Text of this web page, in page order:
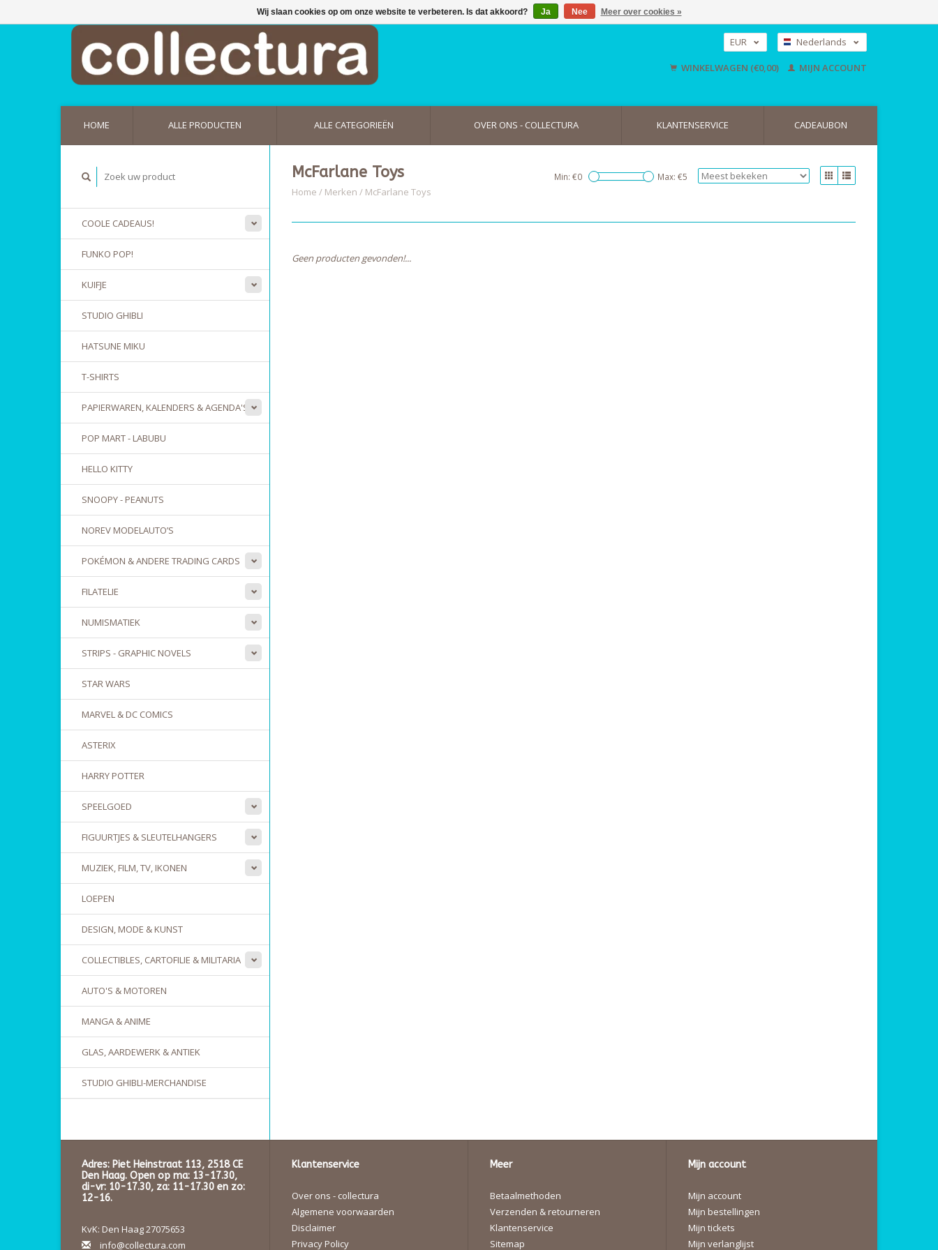
EUR
USD
Nederlands
English
WINKELWAGEN (€0,00) MIJN ACCOUNT
HOME ALLE PRODUCTEN ALLE CATEGORIEËN OVER ONS - COLLECTURA KLANTENSERVICE CADEAUBON
COOLE CADEAUS!
FUNKO POP!
KUIFJE
STUDIO GHIBLI
HATSUNE MIKU
T-SHIRTS
PAPIERWAREN, KALENDERS & AGENDA'S
POP MART - LABUBU
HELLO KITTY
SNOOPY - PEANUTS
NOREV MODELAUTO’S
POKÉMON & ANDERE TRADING CARDS
FILATELIE
NUMISMATIEK
STRIPS - GRAPHIC NOVELS
STAR WARS
MARVEL & DC COMICS
ASTERIX
HARRY POTTER
SPEELGOED
FIGUURTJES & SLEUTELHANGERS
MUZIEK, FILM, TV, IKONEN
LOEPEN
DESIGN, MODE & KUNST
COLLECTIBLES, CARTOFILIE & MILITARIA
AUTO'S & MOTOREN
MANGA & ANIME
GLAS, AARDEWERK & ANTIEK
STUDIO GHIBLI-MERCHANDISE
McFarlane Toys
Home / Merken / McFarlane Toys
Min: €0 Max: €5
Geen producten gevonden!...
Adres: Piet Heinstraat 113, 2518 CE
Den Haag. Open op ma: 13-17.30,
di-vr: 10-17.30, za: 11-17.30 en zo:
12-16.
KvK: Den Haag 27075653
info@collectura.com
Klantenservice
Over ons - collectura
Algemene voorwaarden
Disclaimer
Privacy Policy
Meer
Betaalmethoden
Verzenden & retourneren
Klantenservice
Sitemap
Mijn account
Mijn account
Mijn bestellingen
Mijn tickets
Mijn verlanglijst
Wij slaan cookies op om onze website te verbeteren. Is dat akkoord? Ja Nee Meer over cookies »